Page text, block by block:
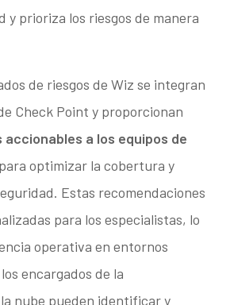
y prioriza los riesgos de manera
de riesgos de Wiz se integran
Check Point y proporcionan
a los equipos de
para optimizar la cobertura y
Estas recomendaciones
para los especialistas, lo
operativa en entornos
encargados de la
nube pueden identificar y